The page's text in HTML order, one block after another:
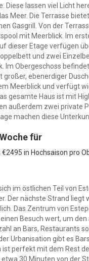
Diese lassen viel Licht
Meer. Die Terrasse
Gasgrill. Von der
mit Meerblick. Im
dieser Etage verfügen
und zwei
Im Obergeschoss
ebenerdiger
Meerblick und verfügt
gesamte Haus ist mit
außerdem zwei private
machen diese
für
in Hochsaison pro
im östlichen Teil von
Der nächste Strand
Das Zentrum von
Besuch wert, um
an Bars, Restaurants
Urbanisation gibt es
perfekt mit dem Rest
30 Minuten von der